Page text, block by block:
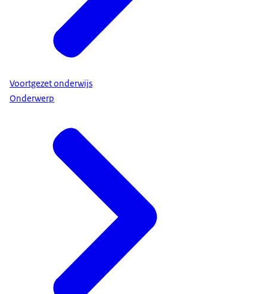
Voortgezet onderwijs
Onderwerp